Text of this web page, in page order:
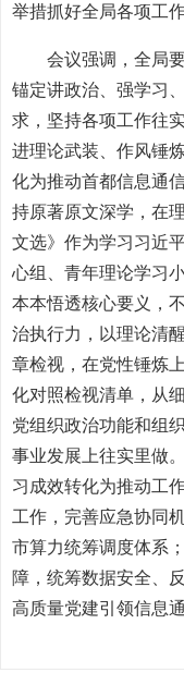
举措抓好全局各项工
会议强调，全局
锚定讲政治、强学习
求，坚持各项工作往
进理论武装、作风锤
化为推动首都信息通
持原著原文深学，在
文选》作为学习习近
心组、青年理论学习
本本悟透核心要义，
治执行力，以理论清
章检视，在党性锤炼
化对照检视清单，从
党组织政治功能和组
事业发展上往实里做
习成效转化为推动工
工作，完善应急协同
市算力统筹调度体系
障，统筹数据安全、
高质量党建引领信息